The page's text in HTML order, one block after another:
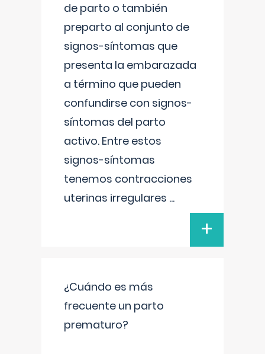
de parto o también
preparto al conjunto de
signos-síntomas que
presenta la embarazada
a término que pueden
confundirse con signos-
síntomas del parto
activo. Entre estos
signos-síntomas
tenemos contracciones
uterinas irregulares ...
+
¿Cuándo es más
frecuente un parto
prematuro?